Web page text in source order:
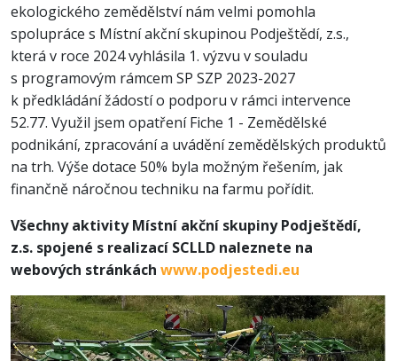
ekologického zemědělství nám velmi pomohla
spolupráce s Místní akční skupinou Podještědí, z.s.,
která v roce 2024 vyhlásila 1. výzvu v souladu
s programovým rámcem SP SZP 2023-2027
k předkládání žádostí o podporu v rámci intervence
52.77. Využil jsem opatření Fiche 1 - Zemědělské
podnikání, zpracování a uvádění zemědělských produktů
na trh. Výše dotace 50% byla možným řešením, jak
finančně náročnou techniku na farmu pořídit.
Všechny aktivity Místní akční skupiny Podještědí,
z.s. spojené s realizací SCLLD naleznete na
webových stránkách www.podjestedi.eu